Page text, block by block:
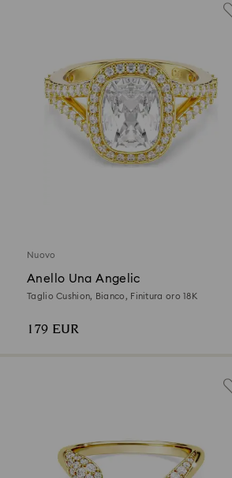
Nuovo
Anello Una Angelic
Taglio Cushion, Bianco, Finitura oro 18K
179 EUR